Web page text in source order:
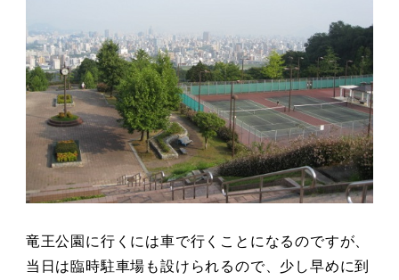
竜王公園に行くには車で行くことになるのですが、
当日は臨時駐車場も設けられるので、少し早めに到